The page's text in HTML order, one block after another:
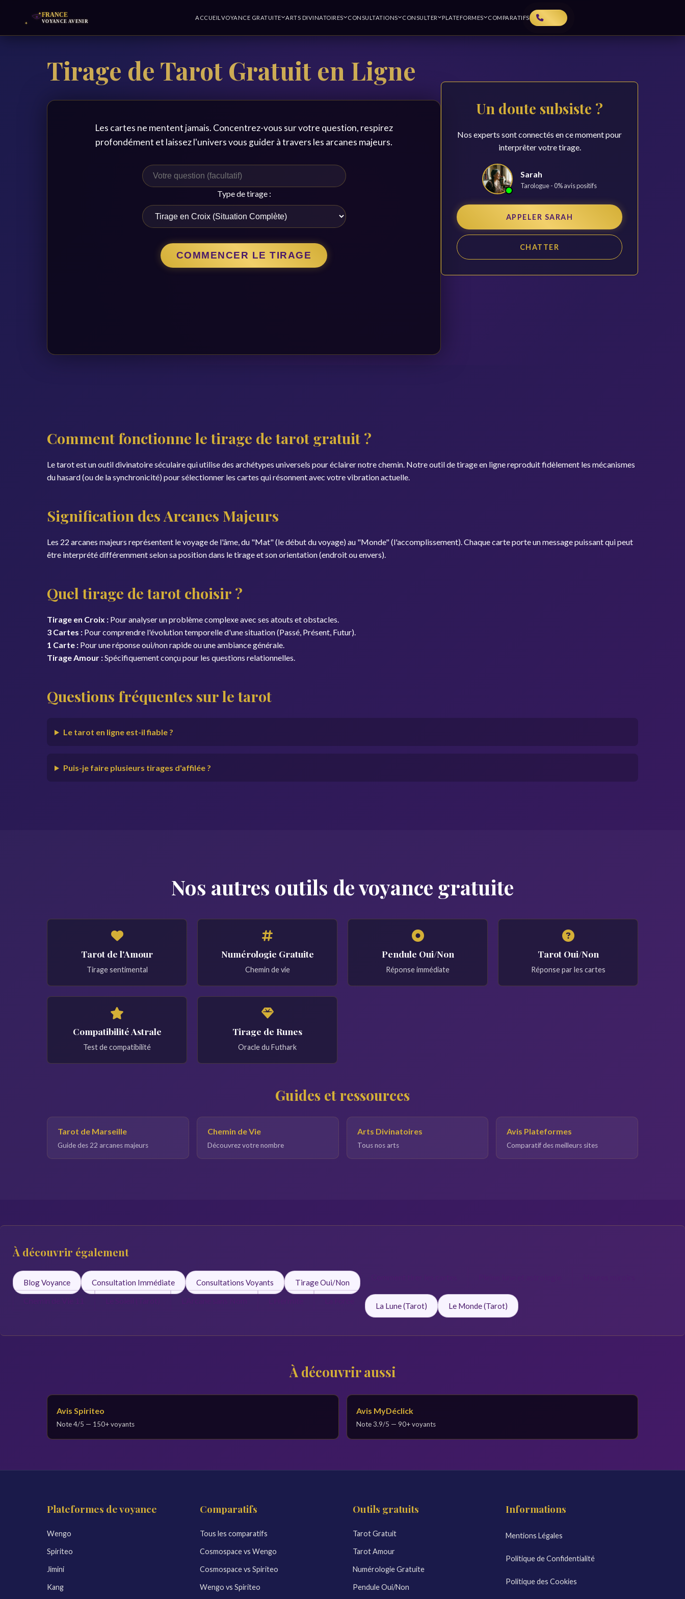
ACCUEIL VOYANCE GRATUITE ARTS DIVINATOIRES CONSULTATIONS CONSULTER PLATEFORMES COMPARATIFS
Tirage de Tarot Gratuit en Ligne
Les cartes ne mentent jamais. Concentrez-vous sur votre question, respirez
profondément et laissez l'univers vous guider à travers les arcanes majeurs.
Type de tirage :
COMMENCER LE TIRAGE
Un doute subsiste ?
Nos experts sont connectés en ce moment pour
interprêter votre tirage.
Sarah
Tarologue -0% avis positifs
APPELER SARAH
CHATTER
Comment fonctionne le tirage de tarot gratuit ?
Le tarot est un outil divinatoire séculaire qui utilise des archétypes universels pour éclairer notre chemin. Notre outil de tirage en ligne reproduit fidèlement les mécanismes
du hasard (ou de la synchronicité) pour sélectionner les cartes qui résonnent avec votre vibration actuelle.
Signification des Arcanes Majeurs
Les 22 arcanes majeurs représentent le voyage de l'âme, du "Mat" (le début du voyage) au "Monde" (l'accomplissement). Chaque carte porte un message puissant qui peut
être interprété différemment selon sa position dans le tirage et son orientation (endroit ou envers).
Quel tirage de tarot choisir ?
Tirage en Croix : Pour analyser un problème complexe avec ses atouts et obstacles.
3 Cartes : Pour comprendre l'évolution temporelle d'une situation (Passé, Présent, Futur).
1 Carte : Pour une réponse oui/non rapide ou une ambiance générale.
Tirage Amour :Spécifiquement conçu pour les questions relationnelles.
Questions fréquentes sur le tarot
Le tarot en ligne est-il fiable ?
Puis-je faire plusieurs tirages d'affilée ?
Nos autres outils de voyance gratuite
Tarot de l'Amour
Tirage sentimental
Numérologie Gratuite
Chemin de vie
Pendule Oui/Non
Réponse immédiate
Tarot Oui/Non
Réponse par les cartes
Compatibilité Astrale
Test de compatibilité
Tirage de Runes
Oracle du Futhark
Guides et ressources
Tarot de Marseille
Guide des 22 arcanes majeurs
Chemin de Vie
Découvrez votre nombre
Arts Divinatoires
Tous nos arts
Avis Plateformes
Comparatif des meilleurs sites
À découvrir également
Blog Voyance Consultation Immédiate Consultations Voyants Tirage Oui/Non
La Lune (Tarot) Le Monde (Tarot)
À découvrir aussi
Avis Spiriteo
Note 4/5 — 150+ voyants
Avis MyDéclick
Note 3.9/5 — 90+ voyants
Plateformes de voyance
Wengo
Spiriteo
Jimini
Kang
Comparatifs
Tous les comparatifs
Cosmospace vs Wengo
Cosmospace vs Spiriteo
Wengo vs Spiriteo
Outils gratuits
Tarot Gratuit
Tarot Amour
Numérologie Gratuite
Pendule Oui/Non
Informations
Mentions Légales
Politique de Confidentialité
Politique des Cookies